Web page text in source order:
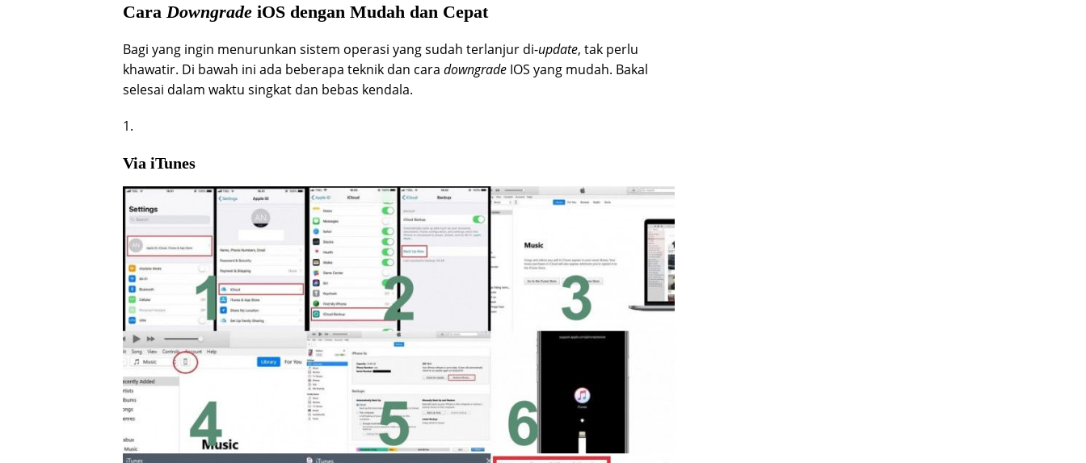
Cara Downgrade iOS dengan Mudah dan Cepat
Bagi yang ingin menurunkan sistem operasi yang sudah terlanjur di-update, tak perlu
khawatir. Di bawah ini ada beberapa teknik dan cara downgrade IOS yang mudah. Bakal
selesai dalam waktu singkat dan bebas kendala.
1.
Via iTunes